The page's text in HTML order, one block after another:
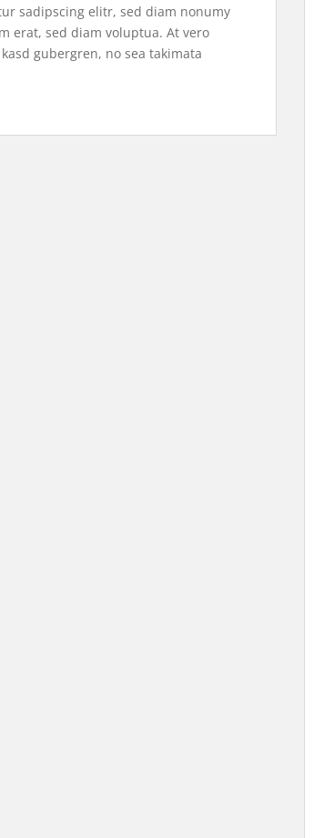
sadipscing elitr, sed diam nonumy
erat, sed diam voluptua. At vero
gubergren, no sea takimata